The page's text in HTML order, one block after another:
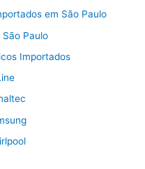
em São Paulo
Paulo
Importados